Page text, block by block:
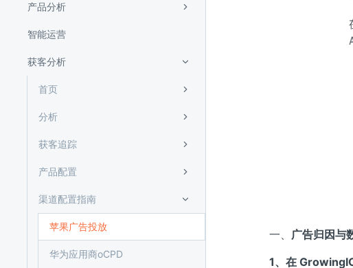
产品分析
智能运营
获客分析
首页
分析
获客追踪
产品配置
渠道配置指南
苹果广告投放
华为应用商oCPD
一、 广告归因与